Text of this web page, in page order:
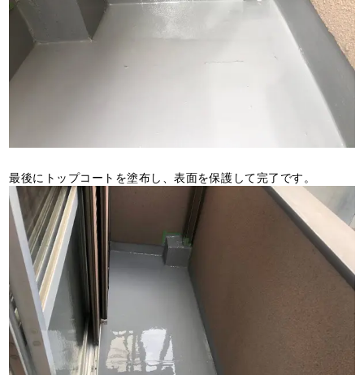
最後にトップコートを塗布し、表面を保護して完了です。